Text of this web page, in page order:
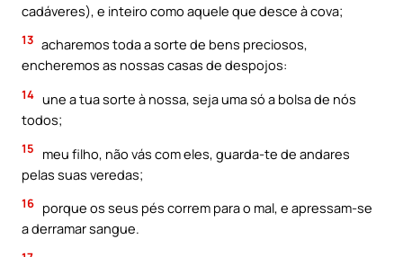
cadáveres), e inteiro como aquele que desce à cova;
13 acharemos toda a sorte de bens preciosos,
encheremos as nossas casas de despojos:
14 une a tua sorte à nossa, seja uma só a bolsa de nós
todos;
15
meu filho, não vás com eles, guarda-te de andares
pelas suas veredas;
16 porque os seus pés correm para o mal, e apressam-se
a derramar sangue.